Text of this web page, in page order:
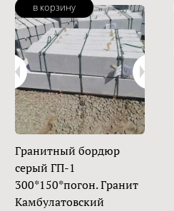
в корзину
Гранитный бордюр
серый ГП-1
300*150*погон. Гранит
Камбулатовский